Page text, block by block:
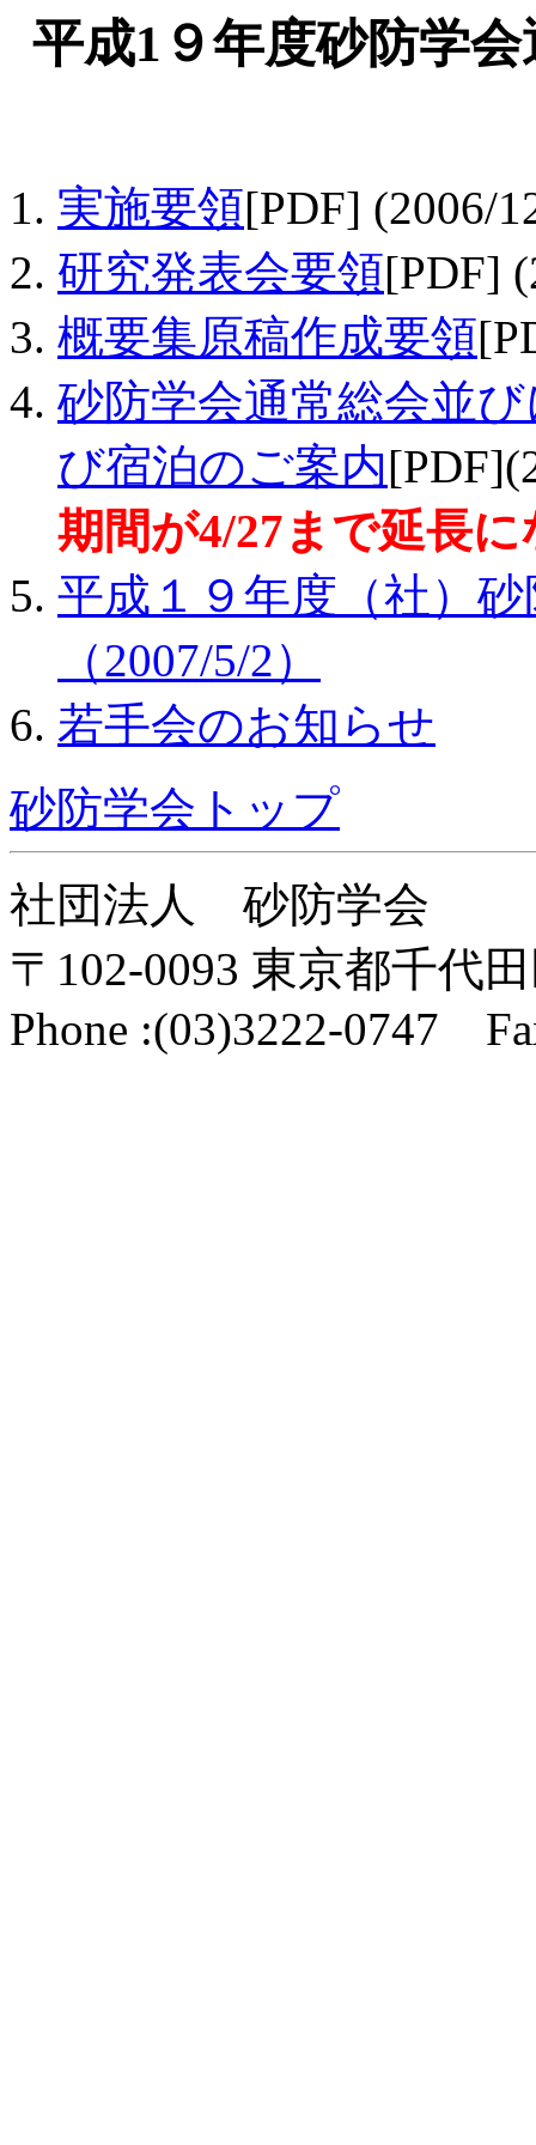
平成1９年度砂防学
実施要領[PDF] (2006/
研究発表会要領[PDF]
概要集原稿作成要領
砂防学会通常総会並
び宿泊のご案内
期間が4/27まで延長
平成１９年度（社）
（2007/5/2）
若手会のお知らせ
砂防学会トップ
社団法人 砂防学会
〒102-0093 東京都千代
Phone :(03)3222-0747